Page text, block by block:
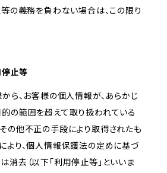
等の義務を負わない場合は、この限り
止等
から、お客様の個人情報が、あらかじ
の範囲を超えて取り扱われている
の他不正の手段により取得されたも
より、個人情報保護法の定めに基づ
消去（以下「利用停止等」といいま